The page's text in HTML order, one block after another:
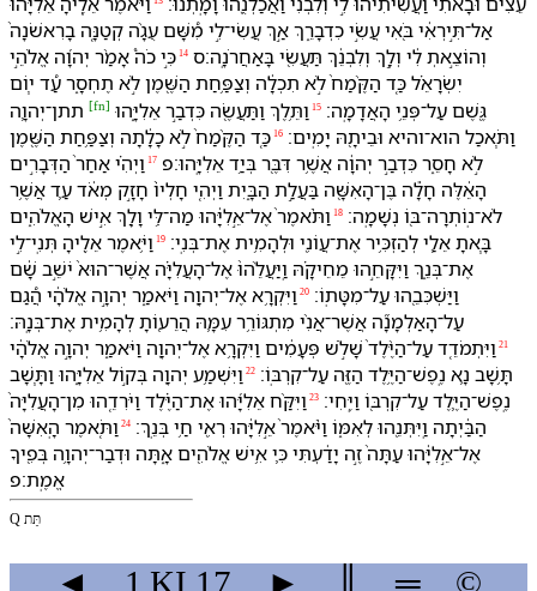
אַל־תִּ֣ירְאִ֔י בֹּ֖אִי עֲשִׂ֣י כִ⁠דְבָרֵ֑⁠ךְ אַ֣ךְ עֲשִׂי־לִ֣⁠י מִ֠⁠שָּׁם עֻגָ֨ה קְטַנָּ֤ה בָ⁠רִאשֹׁנָה֙
וְ⁠הוֹצֵ֣אתְ לִ֔⁠י וְ⁠לָ֣⁠ךְ וְ⁠לִ⁠בְנֵ֔⁠ךְ תַּעֲשִׂ֖י בָּ⁠אַחֲרֹנָֽה׃ס 14 כִּ֣י כֹה֩ אָמַ֨ר יְהוָ֜ה אֱלֹהֵ֣י
יִשְׂרָאֵ֗ל כַּ֤ד הַ⁠קֶּ֨מַח֙ לֹ֣א תִכְלָ֔ה וְ⁠צַפַּ֥חַת הַ⁠שֶּׁ֖מֶן לֹ֣א תֶחְסָ֑ר עַ֠ד י֧וֹם
[fn] גֶּ֖שֶׁם עַל־פְּנֵ֥י הָ⁠אֲדָמָֽה׃ 15 וַ⁠תֵּ֥לֶךְ וַ⁠תַּעֲשֶׂ֖ה כִּ⁠דְבַ֣ר אֵלִיָּ֑הוּ
וַ⁠תֹּ֧אכַל הוא־ו⁠היא וּ⁠בֵיתָ֖⁠הּ יָמִֽים׃ 16 כַּ֤ד הַ⁠קֶּ֨מַח֙ לֹ֣א כָלָ֔תָה וְ⁠צַפַּ֥חַת הַ⁠שֶּׁ֖מֶן
לֹ֣א חָסֵ֑ר כִּ⁠דְבַ֣ר יְהוָ֔ה אֲשֶׁ֥ר דִּבֶּ֖ר בְּ⁠יַ֥ד אֵלִיָּֽהוּ׃פ 17 וַ⁠יְהִ֗י אַחַר֙ הַ⁠דְּבָרִ֣ים
הָ⁠אֵ֔לֶּה חָלָ֕ה בֶּן־הָ⁠אִשָּׁ֖ה בַּעֲלַ֣ת הַ⁠בָּ֑יִת וַ⁠יְהִ֤י חָלְי⁠וֹ֙ חָזָ֣ק מְאֹ֔ד עַ֛ד אֲשֶׁ֥ר
לֹא־נֽוֹתְרָה־בּ֖⁠וֹ נְשָׁמָֽה׃ 18 וַ⁠תֹּ֨אמֶר֙ אֶל־אֵ֣לִיָּ֔הוּ מַה־לִּ֥⁠י וָ⁠לָ֖⁠ךְ אִ֣ישׁ הָ⁠אֱלֹהִ֑ים
בָּ֧אתָ אֵלַ֛⁠י לְ⁠הַזְכִּ֥יר אֶת־עֲוֺנִ֖⁠י וּ⁠לְ⁠הָמִ֥ית אֶת־בְּנִֽ⁠י׃ 19 וַ⁠יֹּ֥אמֶר אֵלֶ֖י⁠הָ תְּנִֽי־לִ֣⁠י
אֶת־בְּנֵ֑⁠ךְ וַ⁠יִּקָּחֵ֣⁠הוּ מֵ⁠חֵיקָ֗⁠הּ וַֽ⁠יַּעֲלֵ֨⁠הוּ֙ אֶל־הָ⁠עֲלִיָּ֗ה אֲשֶׁר־הוּא֙ יֹשֵׁ֣ב שָׁ֔ם
וַ⁠יַּשְׁכִּבֵ֖⁠הוּ עַל־מִטָּתֽ⁠וֹ׃ 20 וַ⁠יִּקְרָ֥א אֶל־יְהוָ֖ה וַ⁠יֹּאמַ֑ר יְהוָ֣ה אֱלֹהָ֔⁠י הֲ֠⁠גַם
עַל־הָ⁠אַלְמָנָ֞ה אֲשֶׁר־אֲנִ֨י מִתְגּוֹרֵ֥ר עִמָּ֛⁠הּ הֲרֵע֖וֹתָ לְ⁠הָמִ֥ית אֶת־בְּנָֽ⁠הּ׃
21 וַ⁠יִּתְמֹדֵ֤ד עַל־הַ⁠יֶּ֨לֶד֙ שָׁלֹ֣שׁ פְּעָמִ֔ים וַ⁠יִּקְרָ֥א אֶל־יְהוָ֖ה וַ⁠יֹּאמַ֑ר יְהוָ֣ה אֱלֹהָ֔⁠י
תָּ֥שָׁב נָ֛א נֶֽפֶשׁ־הַ⁠יֶּ֥לֶד הַ⁠זֶּ֖ה עַל־קִרְבּֽ⁠וֹ׃ 22 וַ⁠יִּשְׁמַ֥ע יְהוָ֖ה בְּ⁠ק֣וֹל אֵלִיָּ֑הוּ וַ⁠תָּ֧שָׁב
נֶֽפֶשׁ־הַ⁠יֶּ֛לֶד עַל־קִרְבּ֖⁠וֹ וַ⁠יֶּֽחִי׃ 23 וַ⁠יִּקַּ֨ח אֵלִיָּ֜הוּ אֶת־הַ⁠יֶּ֗לֶד וַ⁠יֹּרִדֵ֤⁠הוּ מִן־הָ⁠עֲלִיָּה֙
הַ⁠בַּ֔יְתָ⁠ה וַֽ⁠יִּתְּנֵ֖⁠הוּ לְ⁠אִמּ֑⁠וֹ וַ⁠יֹּ֨אמֶר֙ אֵ֣לִיָּ֔הוּ רְאִ֖י חַ֥י בְּנֵֽ⁠ךְ׃ 24 וַ⁠תֹּ֤אמֶר הָֽ⁠אִשָּׁה֙
אֶל־אֵ֣לִיָּ֔הוּ עַתָּה֙ זֶ֣ה יָדַ֔עְתִּי כִּ֛י אִ֥ישׁ אֱלֹהִ֖ים אָ֑תָּה וּ⁠דְבַר־יְהוָ֥ה בְּ⁠פִ֖י⁠ךָ
אֱמֶֽת׃פ
Q תֵּת
◄ 1 KI 17 ► ═ ©